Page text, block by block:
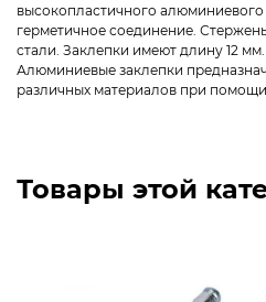
высокопластичного алюминиевого
герметичное соединение.
стали. Заклепки имеют длину 12
Алюминиевые заклепки
различных материалов при помощи
Товары этой